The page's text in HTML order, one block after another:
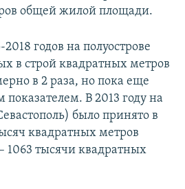
общей жилой площади.
годов на полуострове
в строй квадратных метров
в 2 раза, но пока еще
показателем. В 2013 году на
было принято в
квадратных метров
1063 тысячи квадратных